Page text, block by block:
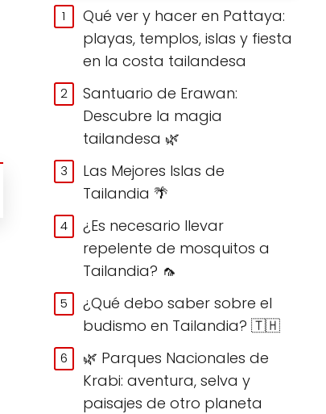
Qué ver y hacer en Pattaya:
playas, templos, islas y fiesta
en la costa tailandesa
Santuario de Erawan:
Descubre la magia
tailandesa 🌿
Las Mejores Islas de
Tailandia 🌴
¿Es necesario llevar
repelente de mosquitos a
Tailandia? 🦟
¿Qué debo saber sobre el
budismo en Tailandia? 🇹🇭
🌿 Parques Nacionales de
Krabi: aventura, selva y
paisajes de otro planeta